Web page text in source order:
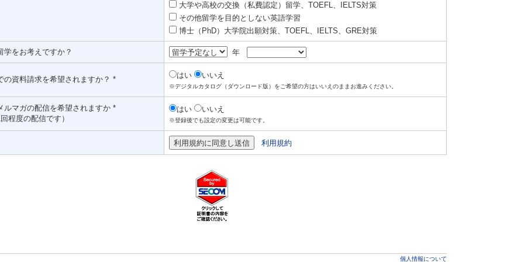
大学や高校の交換（私費認定）留学、TOEFL、IELTS対策
その他留学を目的としない英語学習
博士（PhD）大学院出願対策、TOEFL、IELTS、GRE対策
学をお考えですか？ 年
の資料請求を希望されますか？ * はい いいえ
※デジタルカタログ（ダウンロード版）をご希望の方はいいえのままお進みください。
ルマガの配信を希望されますか *
回程度の配信です）
はい いいえ
※登録後でも設定の変更は可能です。
利用規約
個人情報について